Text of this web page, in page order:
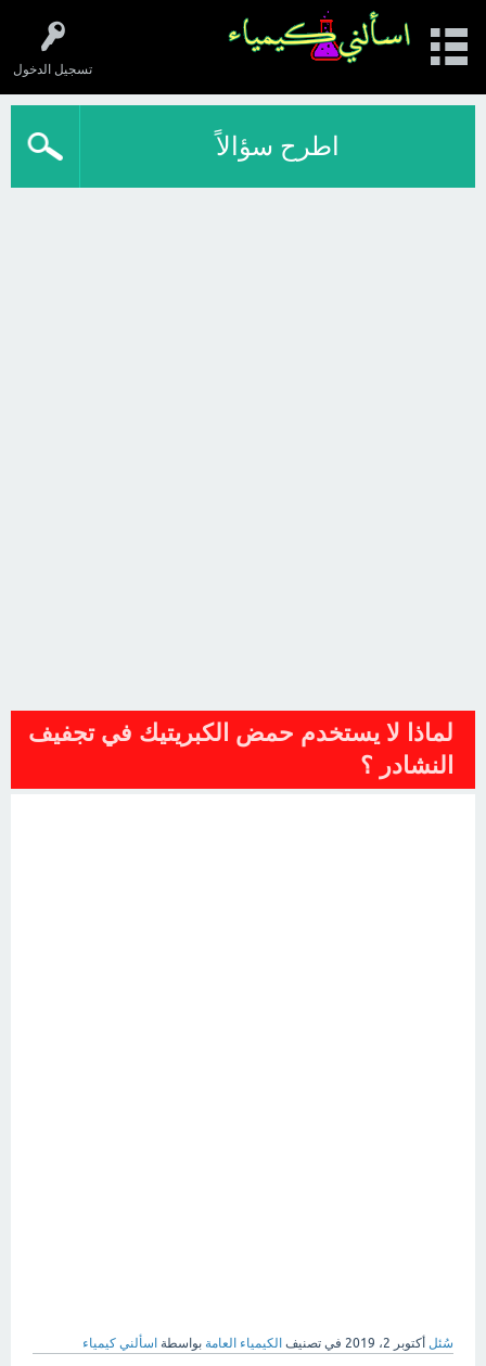
تسجيل الدخول
اطرح سؤالاً
لماذا لا يستخدم حمض الكبريتيك في تجفيف
النشادر ؟
سُئل أكتوبر 2، 2019 في تصنيف الكيمياء العامة بواسطة اسألني كيمياء